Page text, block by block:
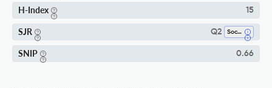
H-Index 15
SJR Q2 Sociology And Political Science
SNIP 0.66